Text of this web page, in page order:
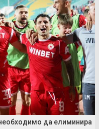
да елиминира